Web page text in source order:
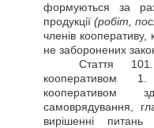
формуються за
продукції(робіт,
членів кооперативу,
не заборонених
Стаття 101.
кооперативом
кооперативом
самоврядування,
вирішенні питань